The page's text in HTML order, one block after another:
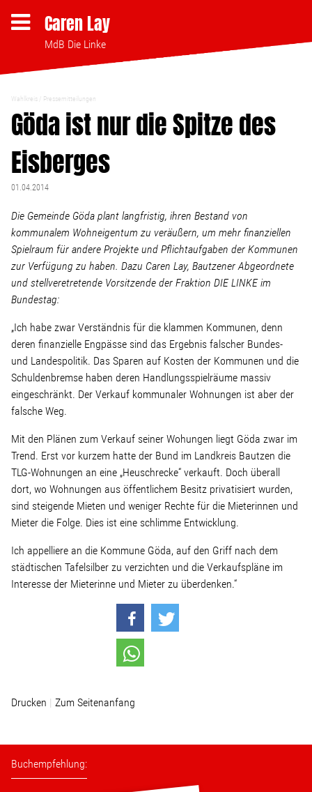
Caren Lay
MdB Die Linke
Themen
Strukturwandel
Bodenpolitik
Sonstiges
Wahlkreis
Pressemitteilungen
Presse
Pressebilder
Service
Termine
Stellenangebot
Wahlkreis Pressemitteilungen
Göda ist nur die Spitze des
Eisberges
01.04.2014
Die Gemeinde Göda plant langfristig, ihren Bestand von
kommunalem Wohneigentum zu veräußern, um mehr finanziellen
Spielraum für andere Projekte und Pflichtaufgaben der Kommunen
zur Verfügung zu haben. Dazu Caren Lay, Bautzener Abgeordnete
und stellveretretende Vorsitzende der Fraktion DIE LINKE im
Bundestag:
„Ich habe zwar Verständnis für die klammen Kommunen, denn
deren finanzielle Engpässe sind das Ergebnis falscher Bundes-
und Landespolitik. Das Sparen auf Kosten der Kommunen und die
Schuldenbremse haben deren Handlungsspielräume massiv
eingeschränkt. Der Verkauf kommunaler Wohnungen ist aber der
falsche Weg.
Mit den Plänen zum Verkauf seiner Wohungen liegt Göda zwar im
Trend. Erst vor kurzem hatte der Bund im Landkreis Bautzen die
TLG-Wohnungen an eine „Heuschrecke“ verkauft. Doch überall
dort, wo Wohnungen aus öffentlichem Besitz privatisiert wurden,
sind steigende Mieten und weniger Rechte für die Mieterinnen und
Mieter die Folge. Dies ist eine schlimme Entwicklung.
Ich appelliere an die Kommune Göda, auf den Griff nach dem
städtischen Tafelsilber zu verzichten und die Verkaufspläne im
Interesse der Mieterinne und Mieter zu überdenken.“
Drucken Zum Seitenanfang
Buchempfehlung: